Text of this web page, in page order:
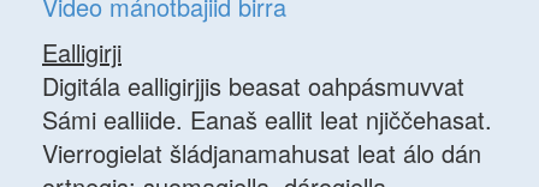
Ealligirji
Digitála ealligirjjis beasat oahpásmuvvat
Sámi ealliide. Eanaš eallit leat njiččehasat.
Vierrogielat šládjanamahusat leat álo dán